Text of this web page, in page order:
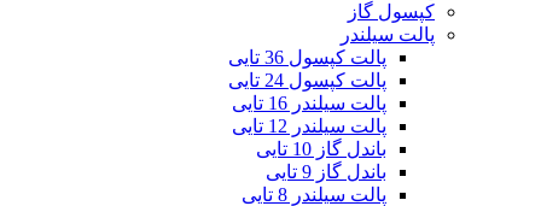
کپسول گاز
پالت سیلندر
پالت کپسول 36 تایی
پالت کپسول 24 تایی
پالت سیلندر 16 تایی
پالت سیلندر 12 تایی
باندل گاز 10 تایی
باندل گاز 9 تایی
پالت سیلندر 8 تایی